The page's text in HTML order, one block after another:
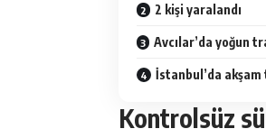
2 kişi yaralandı
Avcılar’da yoğun
İstanbul’da
Kontrolsüz